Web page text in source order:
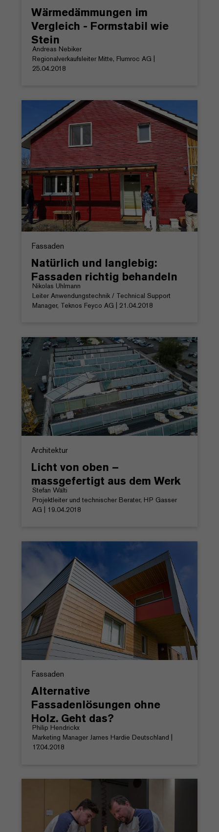
Wärmedämmungen im
Vergleich - Formstabil wie
Stein
Andreas Nebiker
Regionalverkaufsleiter Mitte, Flumroc AG |
25.04.2018
Fassaden
Natürlich und langlebig:
Fassaden richtig behandeln
Nikolas Uhlmann
Leiter Anwendungstechnik / Technical Support
Manager, Teknos Feyco AG | 21.04.2018
Architektur
Licht von oben –
massgefertigt aus dem Werk
Stefan Wälti
Projektleiter und technischer Berater, HP Gasser
AG | 19.04.2018
Fassaden
Alternative
Fassadenlösungen ohne
Holz. Geht das?
Philip Hendrickx
Marketing Manager James Hardie Deutschland |
17.04.2018